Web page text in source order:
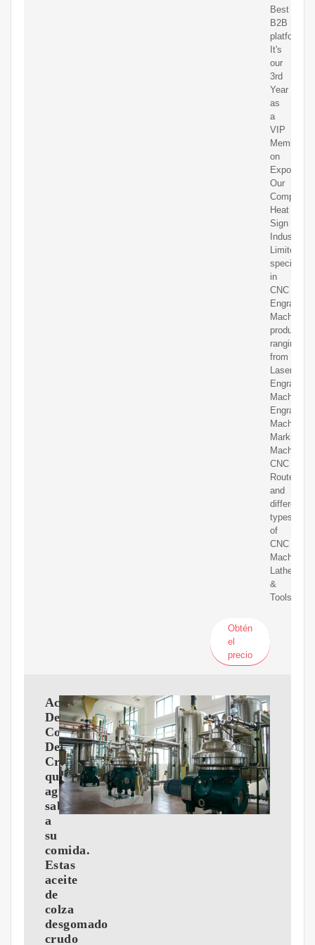
Best
B2B
platform.
It's
our
3rd
Year
as
a
VIP
Member
on
ExportHub.
Our
Company,
Heat
Sign
Industry
Limited,
specializes
in
CNC
Engraving
Machine
products,
ranging
from
Laser
Engraving
Machine,
Engraving
Machine,
Marking
Machine,
CNC
Router
and
different
types
of
CNC
Machines,
Lathes
&
Tools.
Obtén
el
precio
Aceite
De
Colza
Desgomado
Crudo
que
agregan
sabores
a
su
comida.
Estas
aceite
de
colza
desgomado
crudo